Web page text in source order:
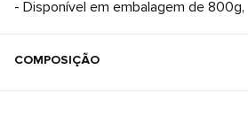
- Disponível em embalagem de
COMPOSIÇÃO